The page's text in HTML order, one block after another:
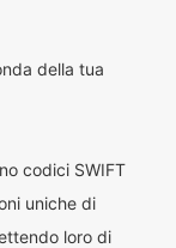
della tua
codici SWIFT
uniche di
loro di